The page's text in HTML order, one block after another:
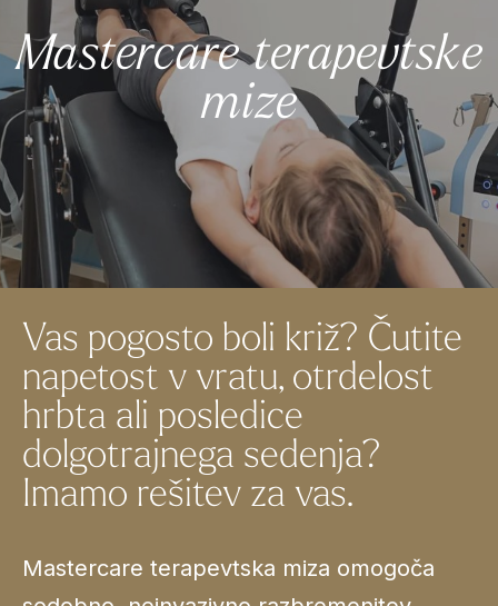
Mastercare terapevtske
mize
Vas pogosto boli križ? Čutite
napetost v vratu, otrdelost
hrbta ali posledice
dolgotrajnega sedenja?
Imamo rešitev za vas.
Mastercare terapevtska miza omogoča